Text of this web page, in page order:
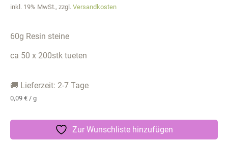
inkl. 19% MwSt., zzgl. Versandkosten
60g Resin steine
ca 50 x 200stk tueten
🚚 Lieferzeit: 2-7 Tage
0,09 € / g
Zur Wunschliste hinzufügen